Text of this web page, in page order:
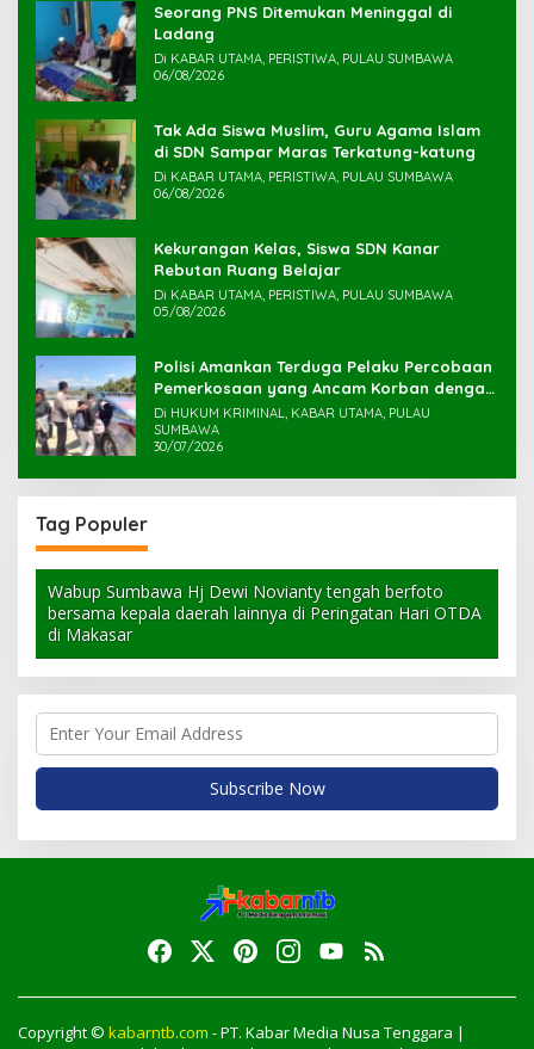
Seorang PNS Ditemukan Meninggal di
Ladang
Di KABAR UTAMA, PERISTIWA, PULAU SUMBAWA
06/08/2026
Tak Ada Siswa Muslim, Guru Agama Islam
di SDN Sampar Maras Terkatung-katung ‎
Di KABAR UTAMA, PERISTIWA, PULAU SUMBAWA
06/08/2026
Kekurangan Kelas, Siswa SDN Kanar
Rebutan Ruang Belajar
Di KABAR UTAMA, PERISTIWA, PULAU SUMBAWA
05/08/2026
Polisi Amankan Terduga Pelaku Percobaan
Pemerkosaan yang Ancam Korban dengan
Parang
Di HUKUM KRIMINAL, KABAR UTAMA, PULAU
SUMBAWA
30/07/2026
Tag Populer
Wabup Sumbawa Hj Dewi Novianty tengah berfoto
bersama kepala daerah lainnya di Peringatan Hari OTDA
di Makasar
Copyright © kabarntb.com - PT. Kabar Media Nusa Tenggara |